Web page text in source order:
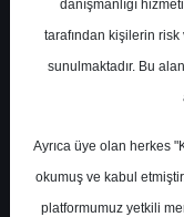
AGHOL
Alnus
danışmanlığı
tarafından kişilerin
sunulmaktadır. Bu
Ayrıca üye olan herkes
okumuş ve kabul
platformumuz yetkili